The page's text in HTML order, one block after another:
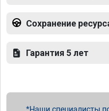
Сохранение
Гарантия 5 лет